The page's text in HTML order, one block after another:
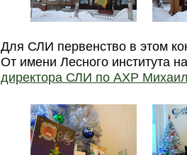
Для СЛИ первенство в этом
От имени Лесного института
директора СЛИ по АХР